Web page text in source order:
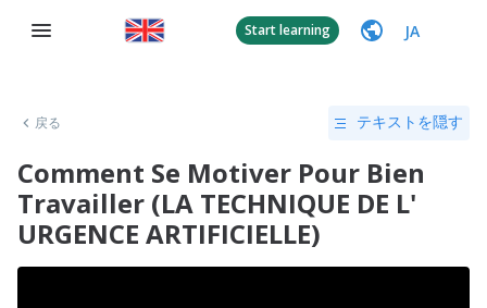
Start learning JA
戻る テキストを隠す
Comment Se Motiver Pour Bien
Travailler (LA TECHNIQUE DE L'
URGENCE ARTIFICIELLE)